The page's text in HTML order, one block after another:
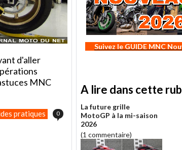
d'aller
MNC
pratiques
0
Suivez le GUIDE MNC
A lire dans cette
La future grille
MotoGP à la mi-saison
2026
(1 commentaire)